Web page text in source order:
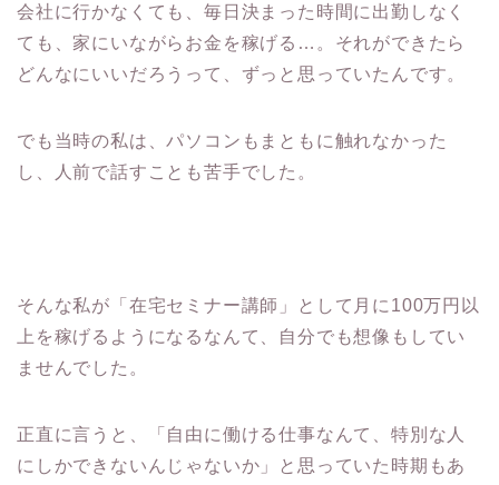
会社に行かなくても、毎日決まった時間に出勤しなく
ても、家にいながらお金を稼げる…。それができたら
どんなにいいだろうって、ずっと思っていたんです。
でも当時の私は、パソコンもまともに触れなかった
し、人前で話すことも苦手でした。
そんな私が「在宅セミナー講師」として月に100万円以
上を稼げるようになるなんて、自分でも想像もしてい
ませんでした。
正直に言うと、「自由に働ける仕事なんて、特別な人
にしかできないんじゃないか」と思っていた時期もあ